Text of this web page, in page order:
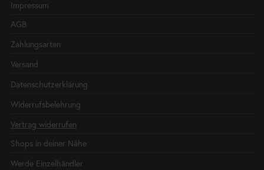
Impressum
AGB
Zahlungsarten
Versand
Datenschutzerklärung
Widerrufsbelehrung
Vertrag widerrufen
Shops in deiner Nähe
Werde Einzelhändler